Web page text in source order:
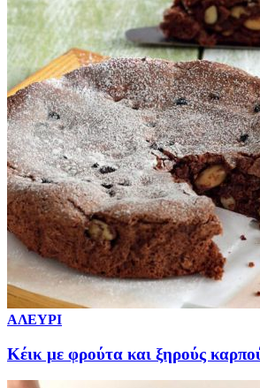
ΑΛΕΥΡΙ
Κέικ με φρούτα και ξηρούς